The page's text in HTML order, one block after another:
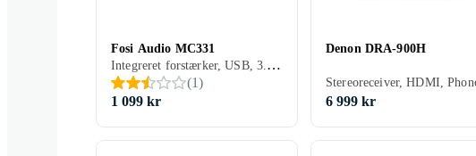
Fosi Audio MC331
Integreret forstærker, USB, 3.5 mm-indgang, Bluetooth, Indbygget D/A-konverter
(1)
1 099 kr
Denon DRA-900H
6 999 kr